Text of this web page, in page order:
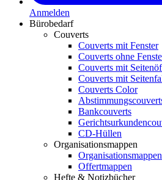
Anmelden
Bürobedarf
Couverts
Couverts mit Fenster
Couverts ohne
Couverts mit
Couverts mit
Couverts Color
Bankcouverts
CD-Hüllen
Organisationsmappen
Organisationsmappen
Offertmappen
Hefte & Notizbücher